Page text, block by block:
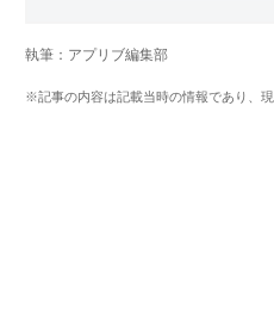
化アプリの紹介）、TBS
スマホアプリ）他
執筆：アプリブ編集部
※記事の内容は記載当時の情報であり、